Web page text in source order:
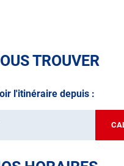
votre sécurité et faire
auprès du centre
TROUVER
l'itinéraire depuis :